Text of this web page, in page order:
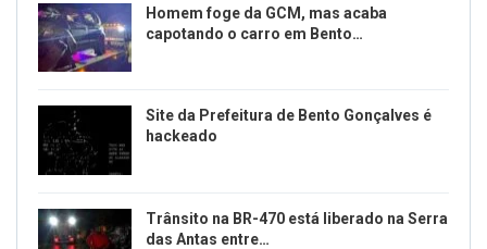
Homem foge da GCM, mas acaba
capotando o carro em Bento…
Site da Prefeitura de Bento Gonçalves é
hackeado
Trânsito na BR-470 está liberado na Serra
das Antas entre…